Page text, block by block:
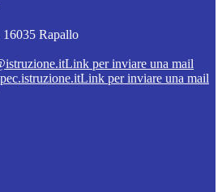
Rapallo
Link per inviare una mail
Link per inviare una mail